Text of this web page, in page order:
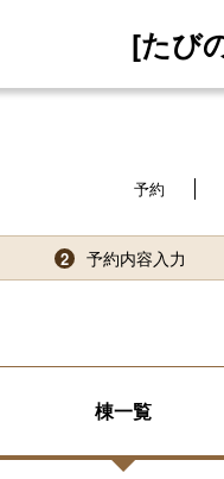
[たび
予約
2 予約内容入力
棟一覧